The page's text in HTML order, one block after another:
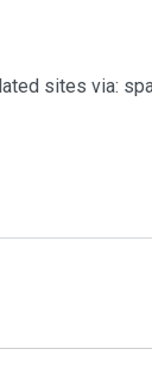
sites via: